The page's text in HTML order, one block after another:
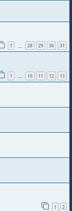
1 28 29 30 31
1 … 10 11 12 13
1 2